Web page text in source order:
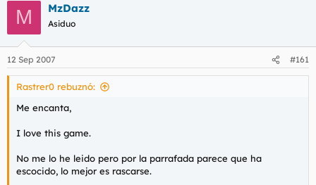
M MzDazz
Asiduo
12 Sep 2007 #161
Rastrer0 rebuznó:
Me encanta,
I love this game.
No me lo he leido pero por la parrafada parece que ha
escocido, lo mejor es rascarse.